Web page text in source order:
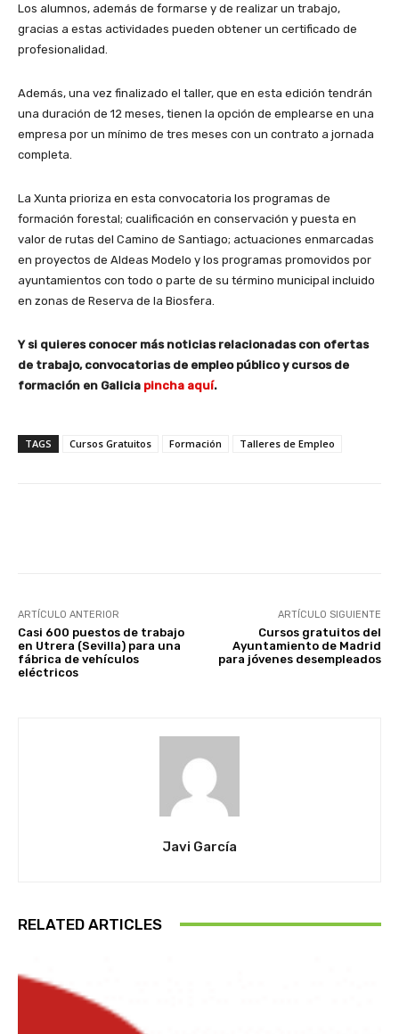
Los alumnos, además de formarse y de realizar un trabajo,
gracias a estas actividades pueden obtener un certificado de
profesionalidad.
Además, una vez finalizado el taller, que en esta edición tendrán
una duración de 12 meses, tienen la opción de emplearse en una
empresa por un mínimo de tres meses con un contrato a jornada
completa.
La Xunta prioriza en esta convocatoria los programas de
formación forestal; cualificación en conservación y puesta en
valor de rutas del Camino de Santiago; actuaciones enmarcadas
en proyectos de Aldeas Modelo y los programas promovidos por
ayuntamientos con todo o parte de su término municipal incluido
en zonas de Reserva de la Biosfera.
Y si quieres conocer más noticias relacionadas con ofertas
de trabajo, convocatorias de empleo público y cursos de
formación en Galicia pincha aquí.
TAGS Cursos Gratuitos Formación Talleres de Empleo
ARTÍCULO ANTERIOR
Casi 600 puestos de trabajo
en Utrera (Sevilla) para una
fábrica de vehículos
eléctricos
ARTÍCULO SIGUIENTE
Cursos gratuitos del
Ayuntamiento de Madrid
para jóvenes desempleados
Javi García
RELATED ARTICLES